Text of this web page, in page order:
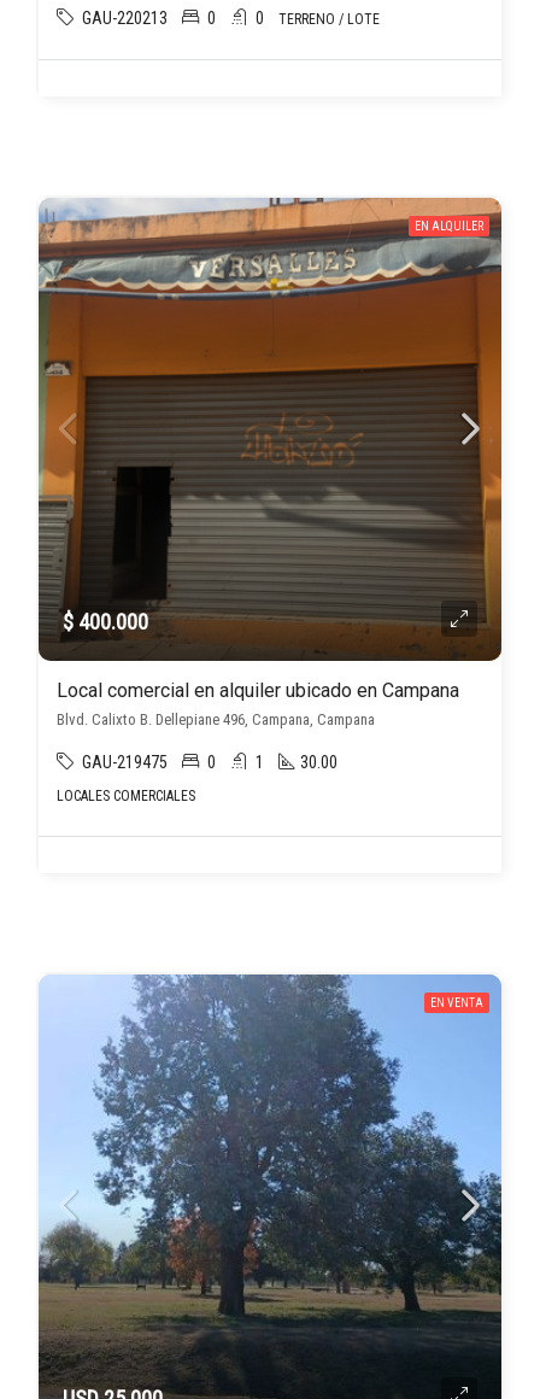
GAU-220213 0 0 TERRENO / LOTE
EN ALQUILER
$ 400.000
Local comercial en alquiler ubicado en Campana
Blvd. Calixto B. Dellepiane 496, Campana, Campana
GAU-219475 0 1 30.00
LOCALES COMERCIALES
EN VENTA